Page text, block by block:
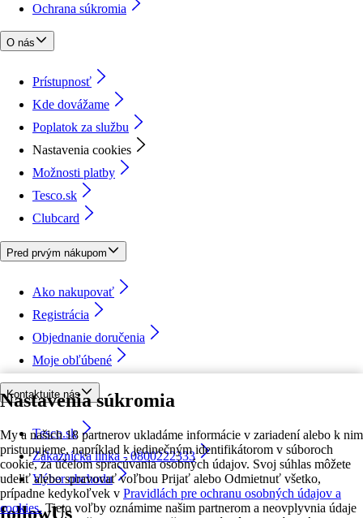
Nastavenia súkromia
My a našich 18 partnerov ukladáme informácie v zariadení alebo k nim
pristupujeme, napríklad k jedinečným identifikátorom v súboroch
cookie, za účelom spracúvania osobných údajov. Svoj súhlas môžete
udeliť alebo spravovať voľbou Prijať alebo Odmietnuť všetko,
prípadne kedykoľvek v Pravidlách pre ochranu osobných údajov a
cookies. Tieto voľby oznámime našim partnerom a neovplyvnia údaje
Ochrana súkromia
O nás
Prístupnosť
Kde dovážame
Poplatok za službu
Nastavenia cookies
Možnosti platby
Tesco.sk
Clubcard
Pred prvým nákupom
Ako nakupovať
Registrácia
Objednanie doručenia
Moje obľúbené
Kontaktujte nás
Tesco.sk
Zákaznícka linka - 0800222333
Výber obchodu
followUs